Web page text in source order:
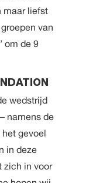
maar liefst
van
om de 9
wedstrijd
namens de
gevoel
in deze
zich in voor